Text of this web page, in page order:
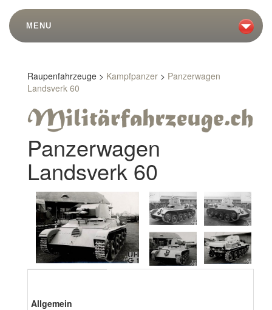
MENU
Raupenfahrzeuge > Kampfpanzer > Panzerwagen
Landsverk 60
Panzerwagen
Landsverk 60
Allgemein